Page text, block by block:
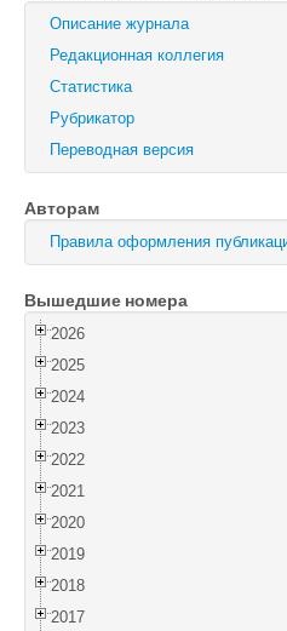
Письма в Журнал
Физика твердого тела
Поиск
Описание журнала
Редакционная коллегия
Статистика
Рубрикатор
Переводная версия
Авторам
Правила оформления
Вышедшие номера
2026
2025
2024
2023
2022
2021
2020
2019
2018
2017